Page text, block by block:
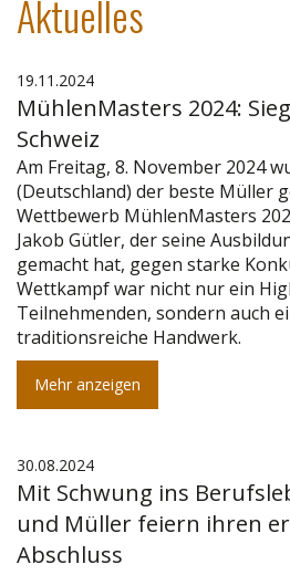
Aktuelles
19.11.2024
MühlenMasters 2024:
Schweiz
Am Freitag, 8. November 2024
(Deutschland) der beste Müller
Wettbewerb MühlenMasters
Jakob Gütler, der seine
gemacht hat, gegen starke
Wettkampf war nicht nur ein
Teilnehmenden, sondern auch
traditionsreiche Handwerk.
Mehr anzeigen
30.08.2024
Mit Schwung ins
und Müller feiern ihren
Abschluss